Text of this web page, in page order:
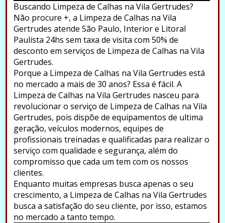
Buscando Limpeza de Calhas na Vila Gertrudes?
Não procure +, a Limpeza de Calhas na Vila
Gertrudes atende São Paulo, Interior e Litoral
Paulista 24hs sem taxa de visita com 50% de
desconto em serviços de Limpeza de Calhas na Vila
Gertrudes.
Porque a Limpeza de Calhas na Vila Gertrudes está
no mercado a mais de 30 anos? Essa é fácil. A
Limpeza de Calhas na Vila Gertrudes nasceu para
revolucionar o serviço de Limpeza de Calhas na Vila
Gertrudes, pois dispõe de equipamentos de ultima
geração, veículos modernos, equipes de
profissionais treinadas e qualificadas para realizar o
serviço com qualidade e segurança, além do
compromisso que cada um tem com os nossos
clientes.
Enquanto muitas empresas busca apenas o seu
crescimento, a Limpeza de Calhas na Vila Gertrudes
busca a satisfação do seu cliente, por isso, estamos
no mercado a tanto tempo.